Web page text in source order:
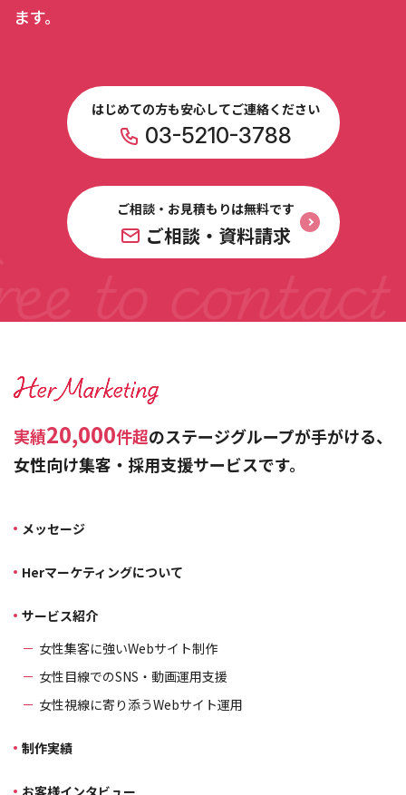
ます。
はじめての方も安心してご連絡ください
03-5210-3788
ご相談・お見積もりは無料です
ご相談・資料請求
実績20,000件超のステージグループが手がける、
女性向け集客・採用支援サービスです。
メッセージ
Herマーケティングについて
サービス紹介
女性集客に強いWebサイト制作
女性目線でのSNS・動画運用支援
女性視線に寄り添うWebサイト運用
制作実績
お客様インタビュー